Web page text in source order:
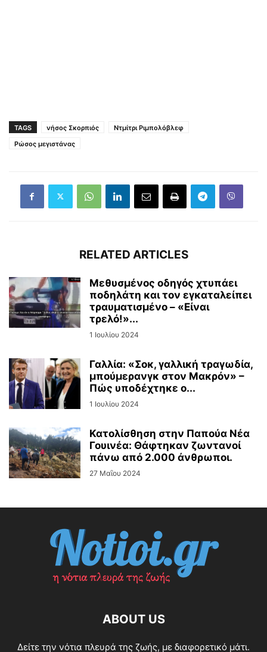
TAGS νήσος Σκορπιός
Ντμίτρι Ριμπολόβλεφ
Ρώσος μεγιστάνας
RELATED ARTICLES
Μεθυσμένος οδηγός χτυπάει
ποδηλάτη και τον εγκαταλείπει
τραυματισμένο – «Είναι
τρελό!»...
1 Ιουλίου 2024
Γαλλία: «Σοκ, γαλλική τραγωδία,
μπούμερανγκ στον Μακρόν» –
Πώς υποδέχτηκε ο...
1 Ιουλίου 2024
Κατολίσθηση στην Παπούα Νέα
Γουινέα: Θάφτηκαν ζωντανοί
πάνω από 2.000 άνθρωποι.
27 Μαΐου 2024
ABOUT US
Δείτε την νότια πλευρά της ζωής, με διαφορετικό μάτι.